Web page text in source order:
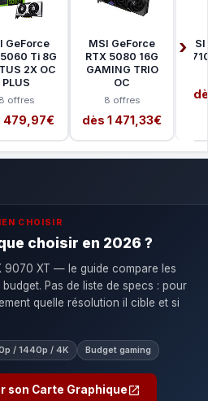
GeForce
Ti 8G
2X OC
PLUS
8 offres
479,97€
MSI GeForce
RTX 5080 16G
GAMING TRIO
OC
8 offres
dès 1 471,33€
CHOISIR
choisir en 2026 ?
9070 XT — le guide compare les
Pas de liste de specs : pour
quelle résolution il cible et si
/ 1440p / 4K Budget gaming
son Carte Graphique